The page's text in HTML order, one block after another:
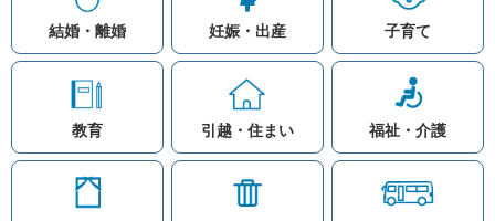
結婚・離婚 妊娠・出産 子育て
教育 引越・住まい 福祉・介護